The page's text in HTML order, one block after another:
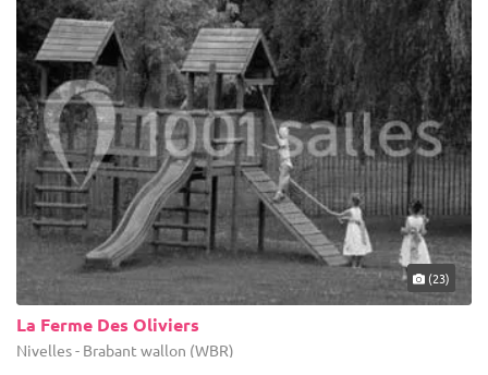
(23)
La Ferme Des Oliviers
Nivelles - Brabant wallon (WBR)